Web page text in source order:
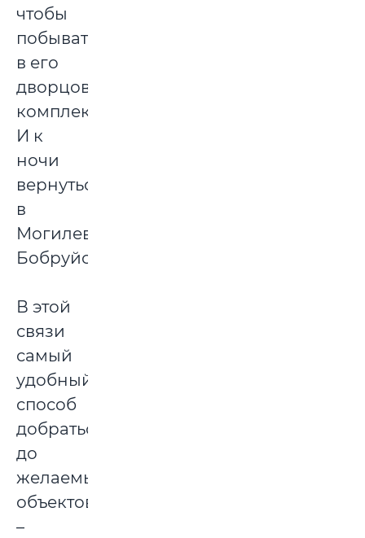
чтобы
побывать
в его
дворцовом
комплексе.
И к
ночи
вернуться
в
Могилев-
Бобруйск.
В этой
связи
самый
удобный
способ
добраться
до
желаемых
объектов
–